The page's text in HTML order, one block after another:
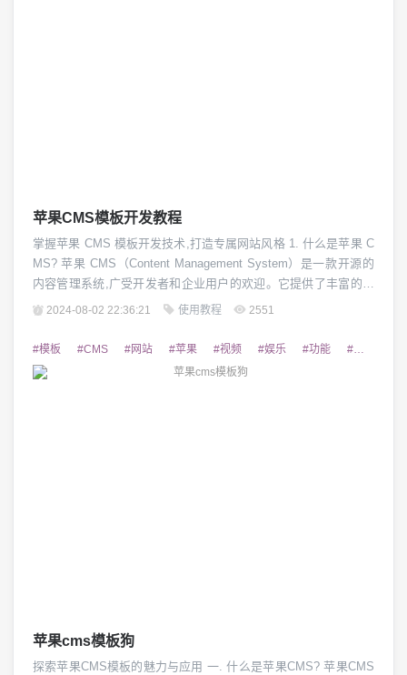
苹果CMS模板开发教程
掌握苹果 CMS 模板开发技术,打造专属网站风格 1. 什么是苹果 C
MS? 苹果 CMS（Content Management System）是一款开源的
内容管理系统,广受开发者和企业用户的欢迎。它提供了丰富的功
能和灵活的扩展性,使得建站变得异常简单和高效。苹果 CMS 拥
同需求。 2. 苹果 CMS 模板开发环境搭建...
2024-08-02 22:36:21 使用教程 2551
#模板 #CMS #网站 #苹果 #视频 #娱乐 #功能 #适用
苹果cms模板狗
探索苹果CMS模板的魅力与应用 一. 什么是苹果CMS? 苹果CMS